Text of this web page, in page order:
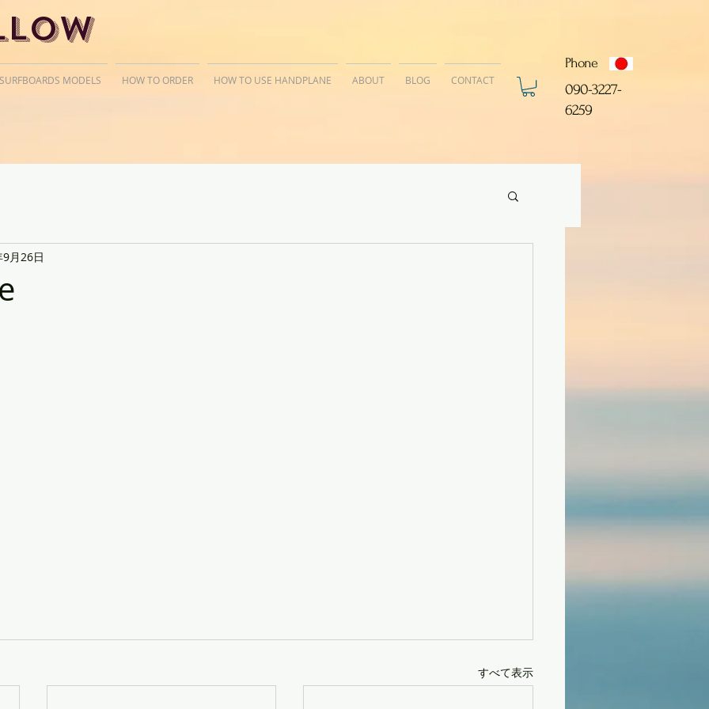
​090-3227-
6259
Phone
月26日
すべて表示
MODELS HOW TO ORDER HOW TO USE HANDPLANE ABOUT BLOG CONTACT